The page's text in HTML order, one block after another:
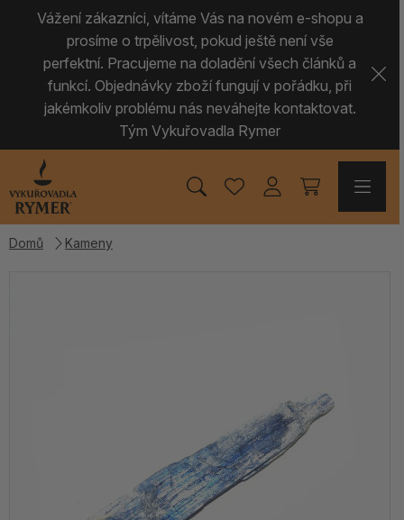
Vážení zákazníci, vítáme Vás na novém e-shopu a
prosíme o trpělivost, pokud ještě není vše
perfektní. Pracujeme na doladění všech článků a
funkcí. Objednávky zboží fungují v pořádku, při
jakémkoliv problému nás neváhejte kontaktovat.
Tým Vykuřovadla Rymer
Domů Kameny